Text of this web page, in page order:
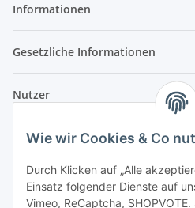
Wie wir Cookies & Co
Durch Klicken auf „Alle
Einsatz folgender Dienste auf
Vimeo, ReCaptcha,
Informationen
Gesetzliche Informationen
Nutzer